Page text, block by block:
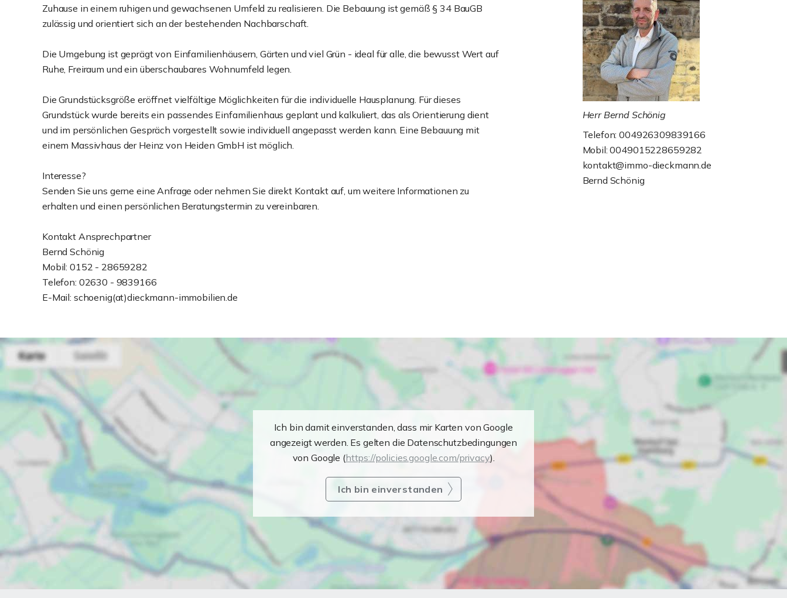
Zuhause in einem ruhigen und gewachsenen Umfeld zu realisieren. Die Bebauung ist gemäß § 34 BauGB
zulässig und orientiert sich an der bestehenden Nachbarschaft.
Die Umgebung ist geprägt von Einfamilienhäusern, Gärten und viel Grün - ideal für alle, die bewusst Wert auf
Ruhe, Freiraum und ein überschaubares Wohnumfeld legen.
Die Grundstücksgröße eröffnet vielfältige Möglichkeiten für die individuelle Hausplanung. Für dieses
Grundstück wurde bereits ein passendes Einfamilienhaus geplant und kalkuliert, das als Orientierung dient
und im persönlichen Gespräch vorgestellt sowie individuell angepasst werden kann. Eine Bebauung mit
einem Massivhaus der Heinz von Heiden GmbH ist möglich.
Interesse?
Senden Sie uns gerne eine Anfrage oder nehmen Sie direkt Kontakt auf, um weitere Informationen zu
erhalten und einen persönlichen Beratungstermin zu vereinbaren.
Kontakt Ansprechpartner
Bernd Schönig
Mobil: 0152 - 28659282
Telefon: 02630 - 9839166
E-Mail: schoenig(at)dieckmann-immobilien.de
Herr Bernd Schönig
Telefon: 004926309839166
Mobil: 0049015228659282
kontakt@immo-dieckmann.de
Bernd Schönig
Ich bin damit einverstanden, dass mir Karten von Google
angezeigt werden. Es gelten die Datenschutzbedingungen
von Google (https://policies.google.com/privacy).
Ich bin einverstanden